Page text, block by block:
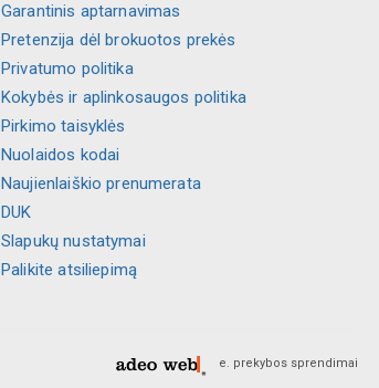
Garantinis aptarnavimas
Pretenzija dėl brokuotos prekės
Privatumo politika
Kokybės ir aplinkosaugos politika
Pirkimo taisyklės
Nuolaidos kodai
Naujienlaiškio prenumerata
DUK
Slapukų nustatymai
Palikite atsiliepimą
e. prekybos sprendimai